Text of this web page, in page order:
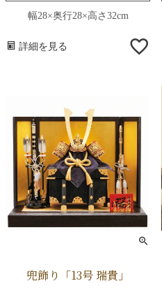
幅28×奥行28×高さ32cm
詳細を見る
兜飾り「13号 瑞貴」